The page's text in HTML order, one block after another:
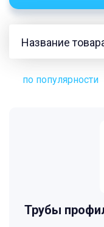
по популярности
Трубы